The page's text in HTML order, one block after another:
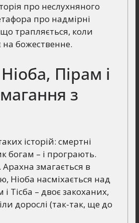
про неслухняного
про надмірні
що трапляється, коли
на божественне.
Пірам і
з
історій: смертні
богам – і програють.
змагається в
Ніоба насміхається над
Тісба – двоє закоханих,
дорослі (так-так, ще до